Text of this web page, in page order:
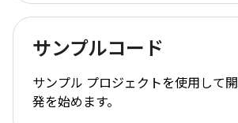
サンプルコード
サンプル プロジェクトを使用して開
発を始めます。